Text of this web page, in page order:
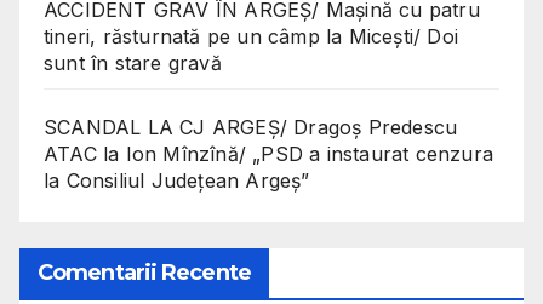
ACCIDENT GRAV ÎN ARGEȘ/ Mașină cu patru
tineri, răsturnată pe un câmp la Micești/ Doi
sunt în stare gravă
SCANDAL LA CJ ARGEȘ/ Dragoș Predescu
ATAC la Ion Mînzînă/ „PSD a instaurat cenzura
la Consiliul Județean Argeș”
Comentarii Recente